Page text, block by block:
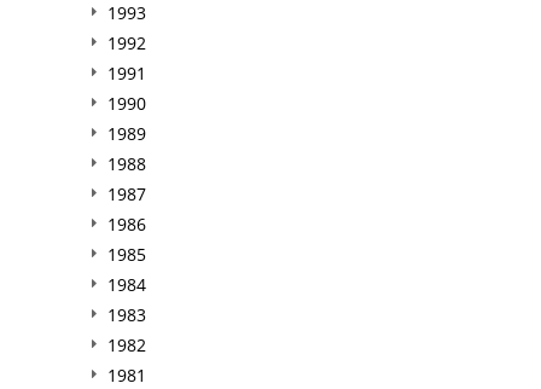
1993
1992
1991
1990
1989
1988
1987
1986
1985
1984
1983
1982
1981